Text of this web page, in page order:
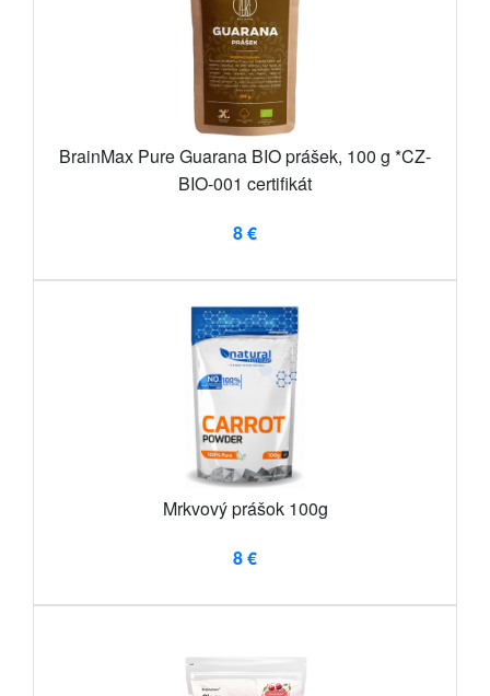
BrainMax Pure Guarana BIO prášek, 100 g *CZ-
BIO-001 certifikát
8 €
Mrkvový prášok 100g
8 €